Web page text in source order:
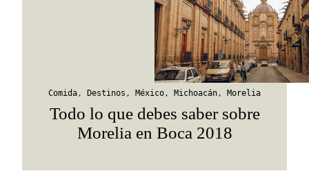
Comida , Destinos , México , Michoacán , Morelia
Todo lo que debes saber sobre
Morelia en Boca 2018